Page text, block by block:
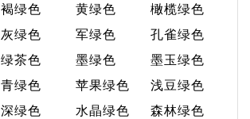
褐绿色 黄绿色
橄榄绿色
灰绿色 军绿色
孔雀绿色
绿茶色 墨绿色
墨玉绿色
青绿色 苹果绿色
浅豆绿色
深绿色 水晶绿色
森林绿色